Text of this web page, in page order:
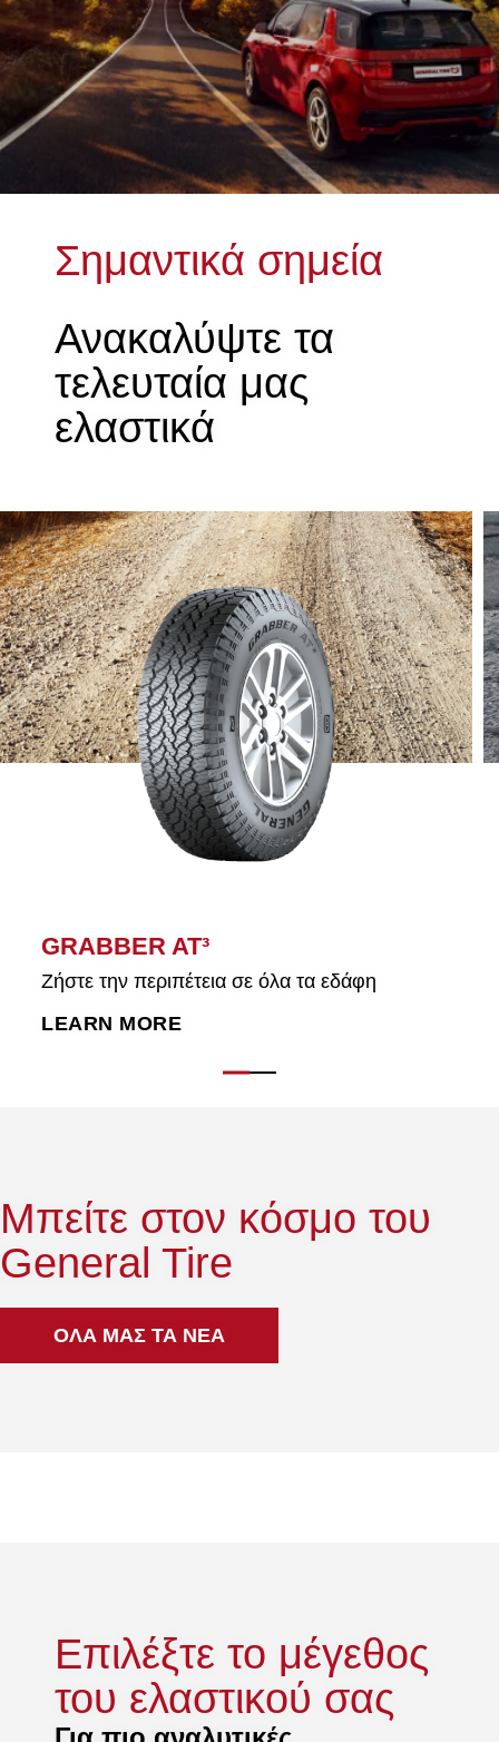
Σημαντικά σημεία
Ανακαλύψτε τα
τελευταία μας
ελαστικά
GRABBER AT³
Ζήστε την περιπέτεια σε όλα τα εδάφη
LEARN MORE
Μπείτε στον κόσμο του
General Tire
ΟΛΑ ΜΑΣ ΤΑ ΝΕΑ
Επιλέξτε το μέγεθος
του ελαστικού σας